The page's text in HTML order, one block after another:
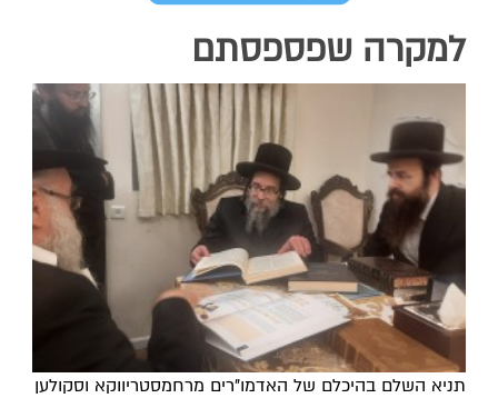
למקרה שפספסתם
תניא השלם בהיכלם של האדמו"רים מרחמסטריווקא וסקולען